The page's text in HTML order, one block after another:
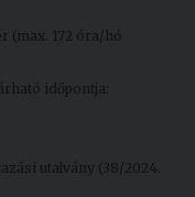
(max. 172 óra/hó
időpontja:
utalvány (38/2024.